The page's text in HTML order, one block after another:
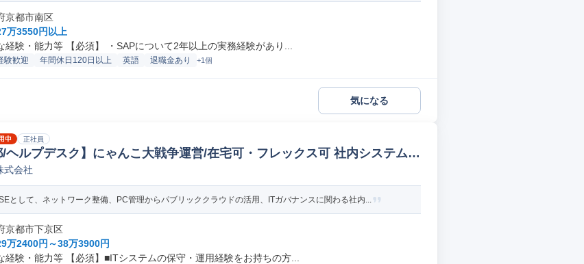
京都市南区
万3550円以上
経験・能力等 【必須】 ・SAPについて2年以上の実務経験があり...
験歓迎 年間休日120日以上 英語 退職金あり +1個
気になる
正社員
/ヘルプデスク】にゃんこ大戦争運営/在宅可・フレックス可 社内システムエ
ア
式会社
として、ネットワーク整備、PC管理からパブリッククラウドの活用、ITガバナンスに関わる社内...
京都市下京区
万2400円～38万3900円
経験・能力等 【必須】■ITシステムの保守・運用経験をお持ちの方...